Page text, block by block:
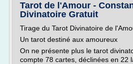
Tarot de l'Amour -
Divinatoire Gratuit
Tirage du Tarot Divinatoire de
Un tarot destiné aux amoureux
On ne présente plus le tarot
compte 78 cartes, déclinées en 22